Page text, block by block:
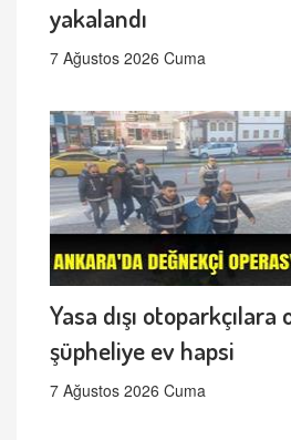
yakalandı
7 Ağustos 2026 Cuma
Yasa dışı otoparkçılara
şüpheliye ev hapsi
7 Ağustos 2026 Cuma